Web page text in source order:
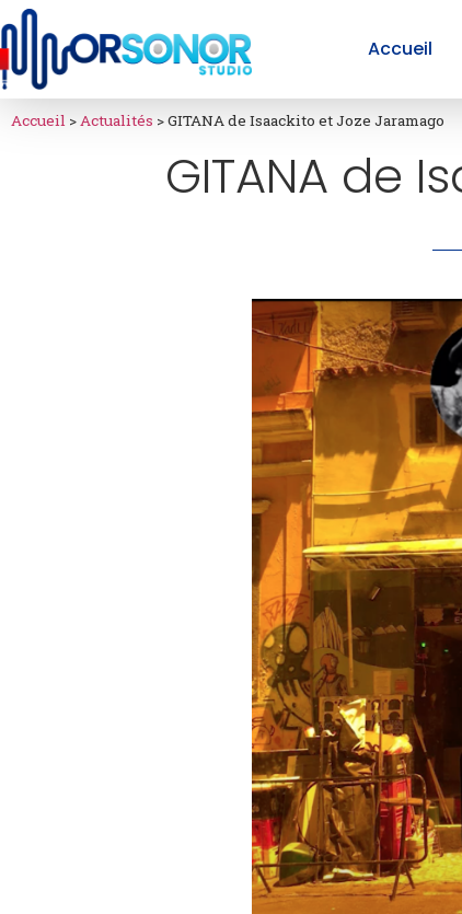
Accueil
Accueil >Actualités >GITANA de Isaackito et Joze Jaramago
GITANA de